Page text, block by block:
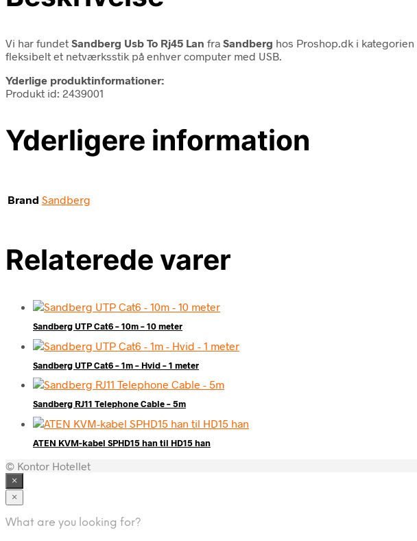
Vi har fundet Sandberg Usb To Rj45 Lan fra Sandberg hos Proshop.dk i kategorien
fleksibelt et netværksstik på enhver computer med USB.
Yderlige produktinformationer:
Produkt id: 2439001
Yderligere information
Brand Sandberg
Relaterede varer
Sandberg UTP Cat6 – 10m – 10 meter
Sandberg UTP Cat6 – 1m – Hvid – 1 meter
Sandberg RJ11 Telephone Cable – 5m
ATEN KVM-kabel SPHD15 han til HD15 han
© Kontor Hotellet
×
×
What are you looking for?